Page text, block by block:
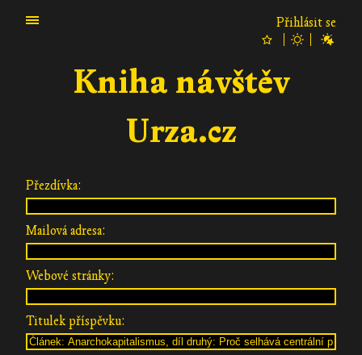
Přihlásit se
Kniha návštěv
Urza.cz
Přezdívka:
Mailová adresa:
Webové stránky:
Titulek příspěvku: